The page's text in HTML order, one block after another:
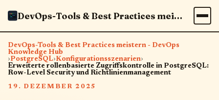
DevOps-Tools & Best Practices meistern - DevOps Knowledge Hub
DevOps-Tools & Best Practices meistern - DevOps
Knowledge Hub
›PostgreSQL›Konfigurationsszenarien›
Erweiterte rollenbasierte Zugriffskontrolle in PostgreSQL:
Row-Level Security und Richtlinienmanagement
19. DEZEMBER 2025